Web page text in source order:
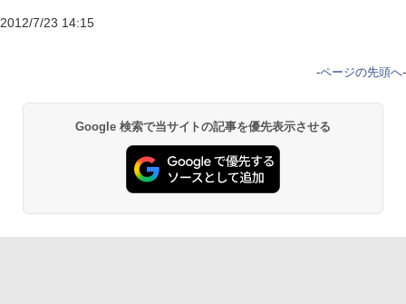
2012/7/23 14:15
-ページの先頭へ-
Google 検索で当サイトの記事を優先表示させる